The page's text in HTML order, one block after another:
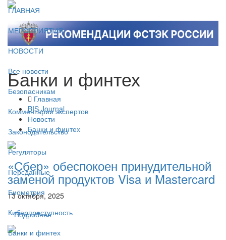
ГЛАВНАЯ
МЕРОПРИЯТИЯ
НОВОСТИ
Все новости
Безопасникам
Комментарии экспертов
Законодательство
Регуляторы
Персданные
Биометрия
Киберпреступность
Банки и финтех
Банки и финтех
Главная
BIS Journal
Новости
Банки и финтех
«Сбер» обеспокоен принудительной
заменой продуктов Visa и Mastercard
13 октября, 2025
Подробнее